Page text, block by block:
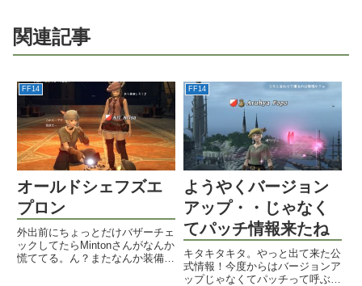
関連記事
FF14
オールドシェフズエ
プロン
外出前にちょっとだけバザーチェ
ックしてたらMintonさんがなんか
慌ててる。ん？またなんか装備く
FF14
ようやくバージョン
アップ・・じゃなく
てパッチ情報来たね
キタキタキタ。やっと出て来た公
式情報！今度からはバージョンア
ップじゃなくてパッチって呼ぶん